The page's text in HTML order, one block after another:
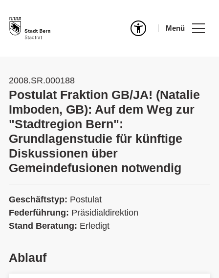
Menü
2008.SR.000188
Postulat Fraktion GB/JA! (Natalie
Imboden, GB): Auf dem Weg zur
"Stadtregion Bern":
Grundlagenstudie für künftige
Diskussionen über
Gemeindefusionen notwendig
Geschäftstyp: Postulat
Federführung: Präsidialdirektion
Stand Beratung: Erledigt
Ablauf